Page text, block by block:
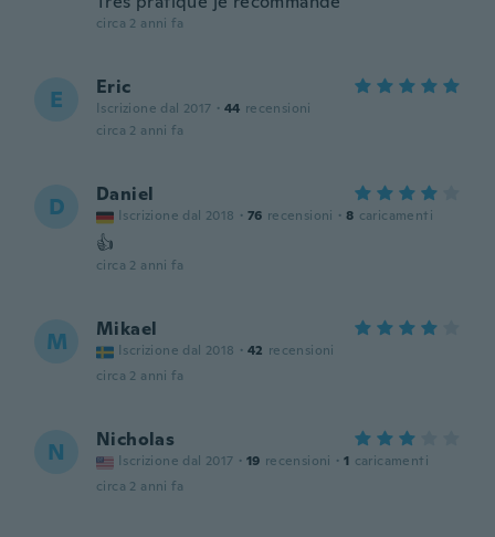
circa 2 anni fa
E Eric
Iscrizione dal 2017 · 44 recensioni
circa 2 anni fa
D Daniel
Iscrizione dal 2018 · 76 recensioni · 8 caricamenti
👍
circa 2 anni fa
M Mikael
Iscrizione dal 2018 · 42 recensioni
circa 2 anni fa
N Nicholas
Iscrizione dal 2017 · 19 recensioni · 1 caricamenti
circa 2 anni fa